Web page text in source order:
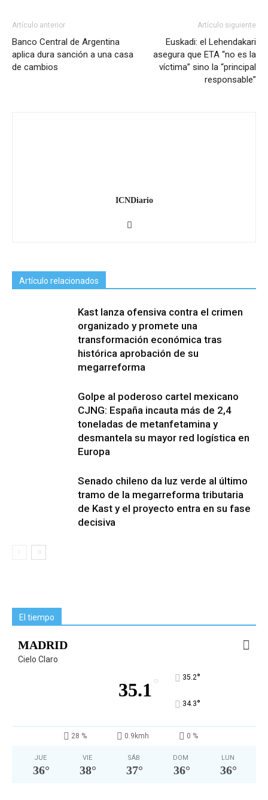
Artículo anterior
Banco Central de Argentina
aplica dura sanción a una casa
de cambios
Artículo siguiente
Euskadi: el Lehendakari
asegura que ETA “no es la
víctima” sino la “principal
responsable”
ICNDiario
Artículo relacionados
Kast lanza ofensiva contra el crimen
organizado y promete una
transformación económica tras
histórica aprobación de su
megarreforma
Golpe al poderoso cartel mexicano
CJNG: España incauta más de 2,4
toneladas de metanfetamina y
desmantela su mayor red logística en
Europa
Senado chileno da luz verde al último
tramo de la megarreforma tributaria
de Kast y el proyecto entra en su fase
decisiva
El tiempo
MADRID
Cielo Claro
35.1 ° 35.2°
34.3°
28 % 0.9kmh 0 %
JUE
36°
VIE
38°
SÁB
37°
DOM
36°
LUN
36°